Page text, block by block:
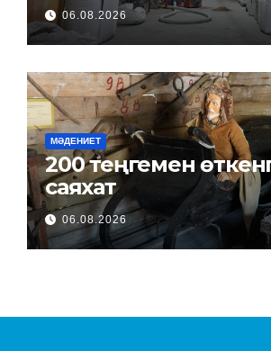
06.08.2026
МӘДЕНИЕТ
200 теңгемен өткенге
саяхат
06.08.2026